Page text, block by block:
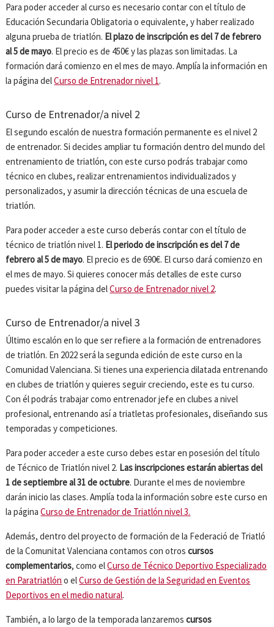
Para poder acceder al curso es necesario contar con el título de
Educación Secundaria Obligatoria o equivalente, y haber realizado
alguna prueba de triatlón. El plazo de inscripción es del 7 de febrero
al 5 de mayo. El precio es de 450€ y las plazas son limitadas. La
formación dará comienzo en el mes de mayo. Amplía la información en
la página delCurso de Entrenador nivel 1.
Curso de Entrenador/a nivel 2
El segundo escalón de nuestra formación permanente es el nivel 2
de entrenador. Si decides ampliar tu formación dentro del mundo del
entrenamiento de triatlón, con este curso podrás trabajar como
técnico en clubes, realizar entrenamientos individualizados y
personalizados, y asumir la dirección técnicas de una escuela de
triatlón.
Para poder acceder a este curso deberás contar con el título de
técnico de triatlón nivel 1. El periodo de inscripción es del 7 de
febrero al 5 de mayo. El precio es de 690€. El curso dará comienzo en
el mes de mayo. Si quieres conocer más detalles de este curso
puedes visitar la página delCurso de Entrenador nivel 2.
Curso de Entrenador/a nivel 3
Último escalón en lo que ser refiere a la formación de entrenadores
de triatlón. En 2022 será la segunda edición de este curso en la
Comunidad Valenciana. Si tienes una experiencia dilatada entrenando
en clubes de triatlón y quieres seguir creciendo, este es tu curso.
Con él podrás trabajar como entrenador jefe en clubes a nivel
profesional, entrenando así a triatletas profesionales, diseñando sus
temporadas y competiciones.
Para poder acceder a este curso debes estar en posesión del título
de Técnico de Triatlón nivel 2. Las inscripciones estarán abiertas del
1 de septiembre al 31 de octubre. Durante el mes de noviembre
darán inicio las clases. Amplía toda la información sobre este curso en
la páginaCurso de Entrenador de Triatlón nivel 3.
Además, dentro del proyecto de formación de la Federació de Triatló
de la Comunitat Valenciana contamos con otroscursos
complementarios, como elCurso de Técnico Deportivo Especializado
en Paratriatlón o elCurso de Gestión de la Seguridad en Eventos
Deportivos en el medio natural.
También, a lo largo de la temporada lanzaremoscursos